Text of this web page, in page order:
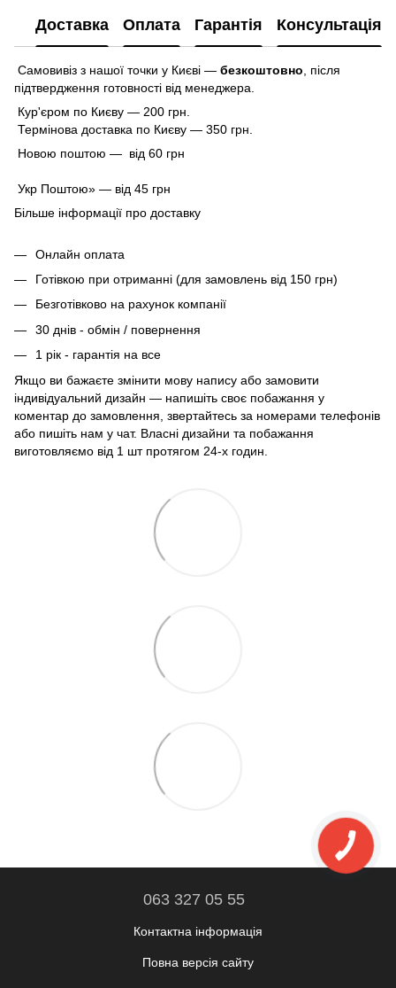
Доставка Оплата Гарантія Консультація
Самовивіз з нашої точки у Києві — безкоштовно
після
підтвердження готовності від менеджера.
Кур'єром по Києву — 200 грн.
Термінова доставка по Києву — 350 грн.
Новою поштою — від 60 грн
Укр Поштою» — від 45 грн
Більше інформації про доставку
Онлайн оплата
Готівкою при отриманні (для замовлень від 150 грн)
Безготівково на рахунок компанії
30 днів - обмін / повернення
1 рік - гарантія на все
Якщо ви бажаєте змінити мову напису або замовити
індивідуальний дизайн — напишіть своє побажання у
коментар до замовлення, звертайтесь за номерами телефонів
або пишіть нам у чат. Власні дизайни та побажання
виготовляємо від 1 шт протягом 24-х годин.
063 327 05 55
Контактна інформація
Повна версія сайту